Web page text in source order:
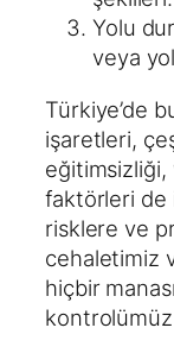
Yolu
veya
Türkiye’de
işaretleri,
eğitimsizliği,
faktörleri de
risklere ve
cehaletimiz
hiçbir
kontrolümüz